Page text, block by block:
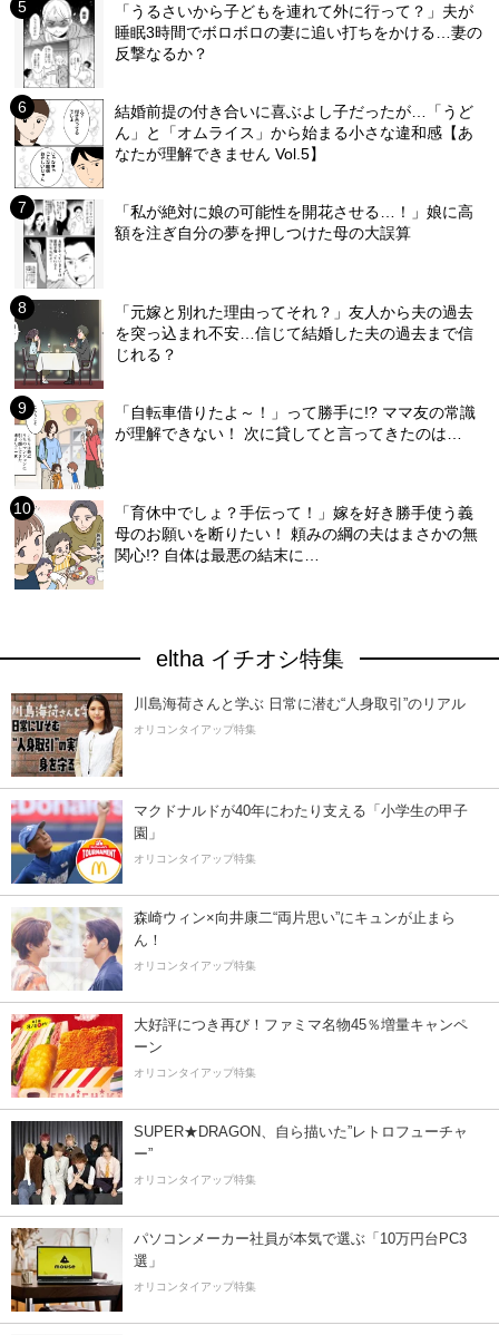
「うるさいから子どもを連れて外に行って？」夫が
睡眠3時間でボロボロの妻に追い打ちをかける…妻の
反撃なるか？
結婚前提の付き合いに喜ぶよし子だったが…「うど
ん」と「オムライス」から始まる小さな違和感【あ
なたが理解できません Vol.5】
「私が絶対に娘の可能性を開花させる…！」娘に高
額を注ぎ自分の夢を押しつけた母の大誤算
「元嫁と別れた理由ってそれ？」友人から夫の過去
を突っ込まれ不安…信じて結婚した夫の過去まで信
じれる？
「自転車借りたよ～！」って勝手に!? ママ友の常識
が理解できない！ 次に貸してと言ってきたのは…
「育休中でしょ？手伝って！」嫁を好き勝手使う義
母のお願いを断りたい！ 頼みの綱の夫はまさかの無
関心!? 自体は最悪の結末に…
eltha イチオシ特集
川島海荷さんと学ぶ 日常に潜む“人身取引”のリアル
オリコンタイアップ特集
マクドナルドが40年にわたり支える「小学生の甲子
園」
オリコンタイアップ特集
森崎ウィン×向井康二“両片思い”にキュンが止まら
ん！
オリコンタイアップ特集
大好評につき再び！ファミマ名物45％増量キャンペ
ーン
オリコンタイアップ特集
SUPER★DRAGON、自ら描いた”レトロフューチャ
ー”
オリコンタイアップ特集
パソコンメーカー社員が本気で選ぶ「10万円台PC3
選」
オリコンタイアップ特集